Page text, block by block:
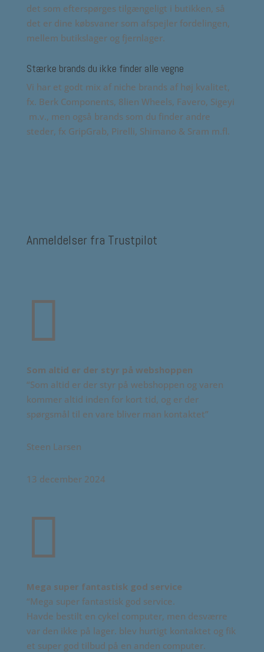
det som efterspørges tilgængeligt i butikken, så
det er dine købsvaner som afspejler fordelingen,
mellem butikslager og fjernlager.
Stærke brands du ikke finder alle vegne
Vi har et godt mix af niche brands af høj kvalitet,
fx. Berk Components, 8lien Wheels, Favero, Sigeyi
m.v., men også brands som du finder andre
steder, fx GripGrab, Pirelli, Shimano & Sram m.fl.
Anmeldelser fra Trustpilot

Som altid er der styr på webshoppen
“Som altid er der styr på webshoppen og varen
kommer altid inden for kort tid, og er der
spørgsmål til en vare bliver man kontaktet”
Steen Larsen
13 december 2024

Mega super fantastisk god service
“Mega super fantastisk god service.
Havde bestilt en cykel computer, men desværre
var den ikke på lager. blev hurtigt kontaktet og fik
et super god tilbud på en anden computer.